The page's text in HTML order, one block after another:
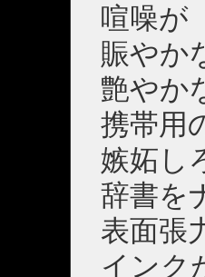
喧噪が
賑やか
艶やか
携帯用
嫉妬し
辞書を
表面張
インク